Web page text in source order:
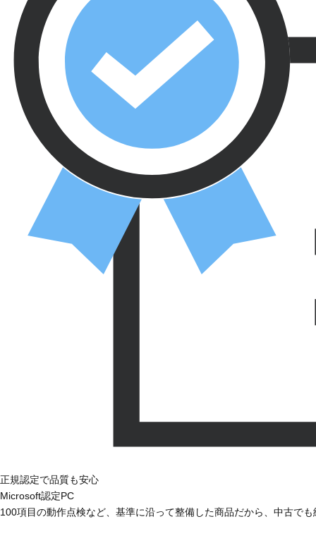
正規認定で品質も安心
Microsoft認定PC
100項目の動作点検など、基準に沿って整備した商品だから、中古で